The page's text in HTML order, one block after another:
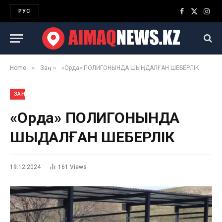
РУС
Facebook
X
Home » Заң » «Орда» ПОЛИГОНЫНДА ШЫҢДАЛҒАН ШЕБЕРЛІК
ЗАҢ
«Орда» ПОЛИГОНЫНДА
ШЫҢДАЛҒАН ШЕБЕРЛІК
19.12.2024 161 Views